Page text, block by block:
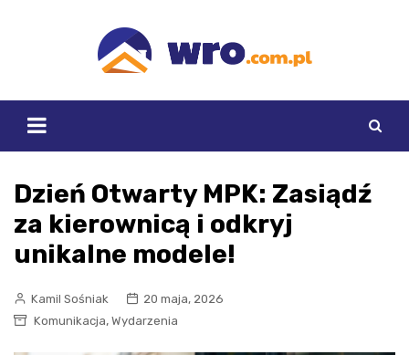
Dzień Otwarty MPK: Zasiądź
za kierownicą i odkryj
unikalne modele!
Kamil Sośniak
20 maja, 2026
Komunikacja, Wydarzenia